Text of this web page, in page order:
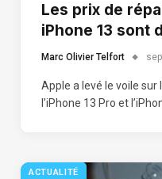
Les prix de
iPhone 13 sont
Marc Olivier Telfort
Apple a levé le voile sur
l’iPhone 13 Pro et
ACTUALITÉ